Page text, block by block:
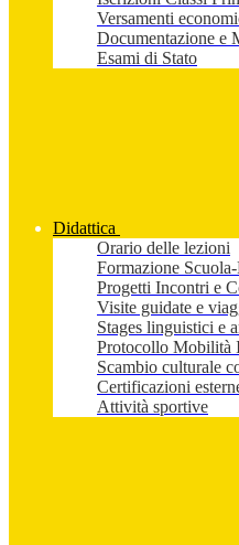
Versamenti
Documentazione e
Esami di Stato
Didattica
Orario delle lezioni
Formazione
Progetti Incontri e
Visite guidate e
Stages linguistici e
Protocollo Mobilità
Scambio culturale
Certificazioni
Attività sportive